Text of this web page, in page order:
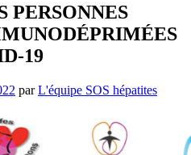
PERSONNES
19
parL'équipe SOS hépatites